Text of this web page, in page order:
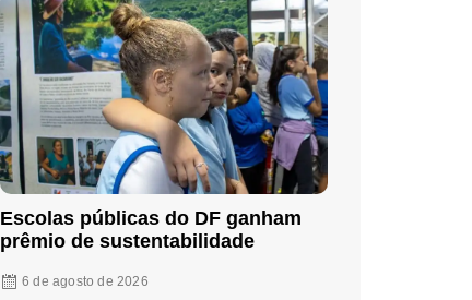
Escolas públicas do DF ganham
prêmio de sustentabilidade
6 de agosto de 2026